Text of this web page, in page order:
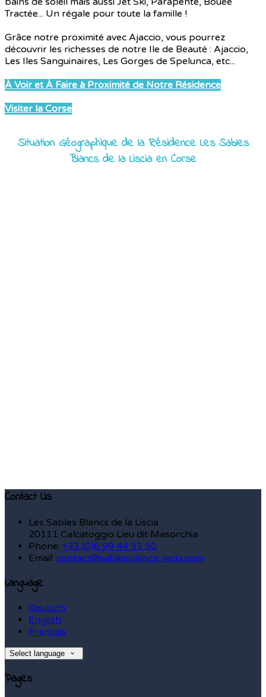
Tractée... Un régale pour toute la famille !
Grâce notre proximité avec Ajaccio, vous pourrez
découvrir les richesses de notre Ile de Beauté : Ajaccio,
Les Iles Sanguinaires, Les Gorges de Spelunca, etc...
À Voir et À Faire à Proximité de Notre Résidence
Visiter la Corse
Situation Géographique de la Résidence Les Sables
Blancs de la Liscia en Corse
Contact Us
Les Sables Blancs de la Liscia
20111 Calcatoggio Lieu dit Masorchia
Phone: +33 (0)6 99 44 51 50
Email: contact@sablesblancs-liscia.com
Language
Deutsch
English
Français
Select language
Pages